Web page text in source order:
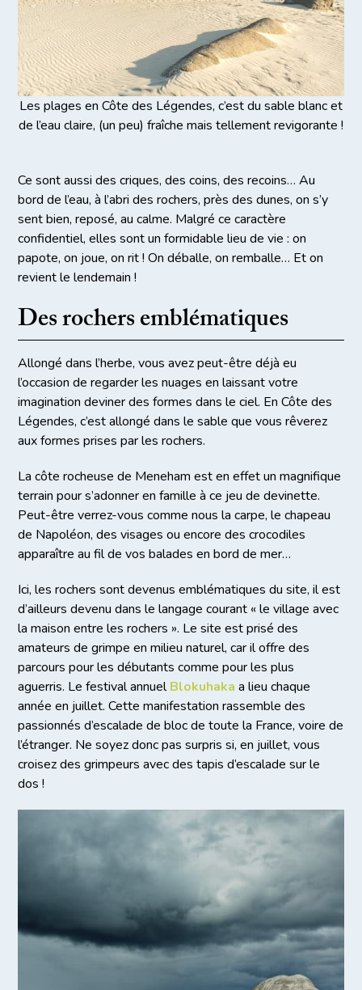
Les plages en Côte des Légendes, c’est du sable blanc et
de l’eau claire, (un peu) fraîche mais tellement revigorante !
Ce sont aussi des criques, des coins, des recoins… Au
bord de l’eau, à l’abri des rochers, près des dunes, on s’y
sent bien, reposé, au calme. Malgré ce caractère
confidentiel, elles sont un formidable lieu de vie : on
papote, on joue, on rit ! On déballe, on remballe… Et on
revient le lendemain !
Des rochers emblématiques
Allongé dans l’herbe, vous avez peut-être déjà eu
l’occasion de regarder les nuages en laissant votre
imagination deviner des formes dans le ciel. En Côte des
Légendes, c’est allongé dans le sable que vous rêverez
aux formes prises par les rochers.
La côte rocheuse de Meneham est en effet un magnifique
terrain pour s’adonner en famille à ce jeu de devinette.
Peut-être verrez-vous comme nous la carpe, le chapeau
de Napoléon, des visages ou encore des crocodiles
apparaître au fil de vos balades en bord de mer…
Ici, les rochers sont devenus emblématiques du site, il est
d’ailleurs devenu dans le langage courant « le village avec
la maison entre les rochers ». Le site est prisé des
amateurs de grimpe en milieu naturel, car il offre des
parcours pour les débutants comme pour les plus
aguerris. Le festival annuelBlokuhaka a lieu chaque
année en juillet. Cette manifestation rassemble des
passionnés d’escalade de bloc de toute la France, voire de
l’étranger. Ne soyez donc pas surpris si, en juillet, vous
croisez des grimpeurs avec des tapis d’escalade sur le
dos !